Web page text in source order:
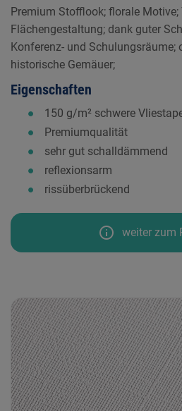
Premium Stofflook; florale Motive;
Flächengestaltung; dank guter
Konferenz- und Schulungsräume;
historische Gemäuer;
Eigenschaften
150 g/m² schwere
Premiumqualität
sehr gut schalldämmend
reflexionsarm
rissüberbrückend
info weiter zum